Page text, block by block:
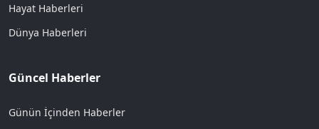
Hayat Haberleri
Dünya Haberleri
Güncel Haberler
Günün İçinden Haberler